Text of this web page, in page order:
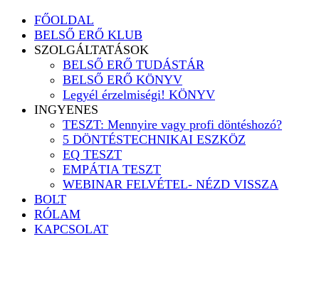
FŐOLDAL
BELSŐ ERŐ KLUB
SZOLGÁLTATÁSOK
BELSŐ ERŐ TUDÁSTÁR
BELSŐ ERŐ KÖNYV
Legyél érzelmiségi! KÖNYV
INGYENES
TESZT: Mennyire vagy profi döntéshozó?
5 DÖNTÉSTECHNIKAI ESZKÖZ
EQ TESZT
EMPÁTIA TESZT
WEBINAR FELVÉTEL- NÉZD VISSZA
BOLT
RÓLAM
KAPCSOLAT